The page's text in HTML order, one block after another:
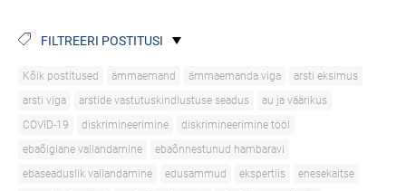
FILTREERI POSTITUSI
Kõik postitused ämmaemand ämmaemanda viga
arsti eksimus
arsti viga
arstide vastutuskindlustuse seadus
au ja väärikus
COVID-19
diskrimineerimine
diskrimineerimine tööl
ebaõiglane vallandamine
ebaõnnestunud hambaravi
ebaseaduslik vallandamine
edusammud ekspertiis
enesekaitse